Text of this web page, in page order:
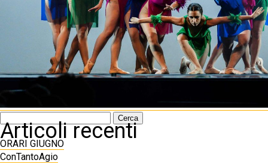
per:
Articoli recenti
ORARI GIUGNO
ConTantoAgio